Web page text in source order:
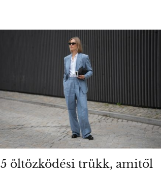
5 öltözködési trükk, amitől